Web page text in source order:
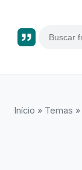
Início » Temas »